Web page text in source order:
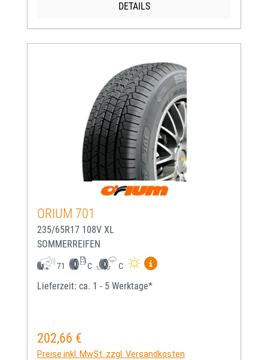
DETAILS
ORIUM 701
235/65R17 108V XL
SOMMERREIFEN
71 C C
Mehr Informationen zum
Lieferzeit: ca. 1 - 5 Werktage*
Regulärer Preis:
202,66 €
Preise inkl. MwSt. zzgl. Versandkosten